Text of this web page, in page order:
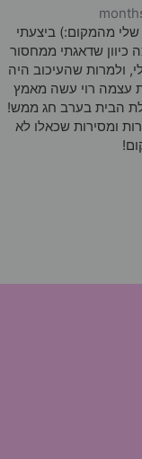
מהמקום:) ביצעתי
שדאגתי ממחסור
ולמרות שהעיכוב היה
עצמה רוי עשה מאמץ
הבית בערב חג ממש!
ומסירות שכאלו לא